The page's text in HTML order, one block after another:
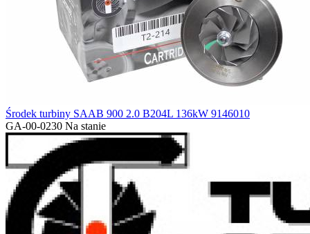
Środek turbiny SAAB 900 2.0 B204L 136kW 9146010
GA-00-0230 Na stanie